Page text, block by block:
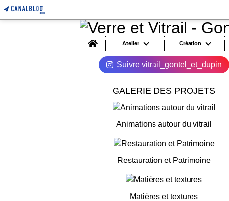
Home
Atelier Création
Suivre vitrail_gontel_et_dupin
GALERIE DES PROJETS
Animations autour du vitrail
Restauration et Patrimoine
Matières et textures